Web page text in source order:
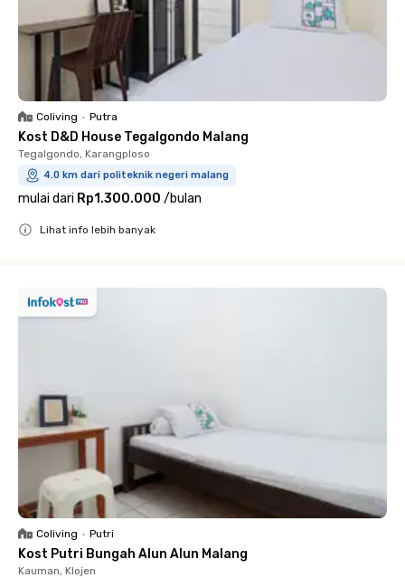
Coliving • Putra
Kost D&D House Tegalgondo Malang
Tegalgondo, Karangploso
4.0 km dari politeknik negeri malang
mulai dari Rp1.300.000 /bulan
Lihat info lebih banyak
Coliving • Putri
Kost Putri Bungah Alun Alun Malang
Kauman, Klojen